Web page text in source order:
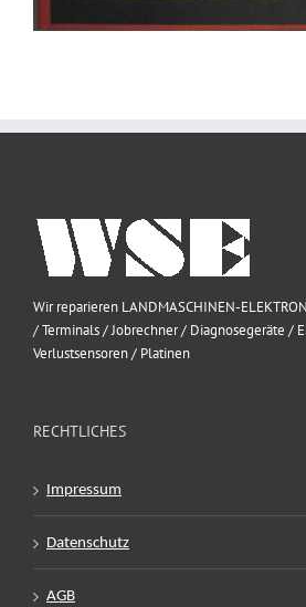
Wir reparieren LANDMASCHINEN-
/ Terminals / Jobrechner / Diagnosegeräte /
Verlustsensoren / Platinen
RECHTLICHES
Impressum
Datenschutz
AGB